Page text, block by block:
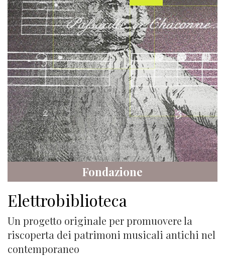
Fondazione
Elettrobiblioteca
Un progetto originale per promuovere la
riscoperta dei patrimoni musicali antichi nel
contemporaneo